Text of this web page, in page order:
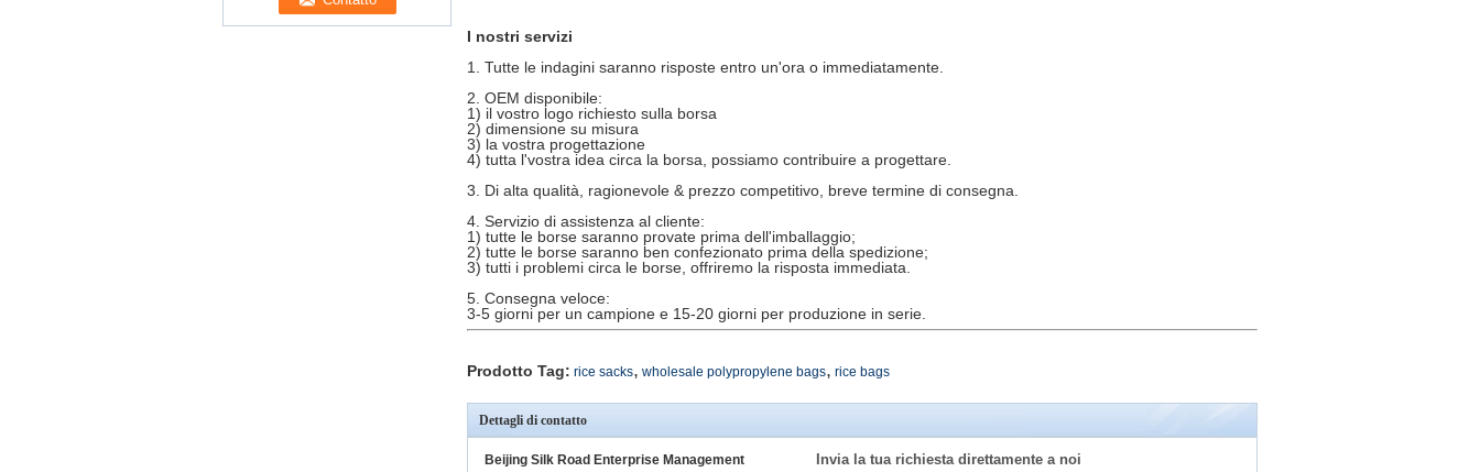
I nostri servizi
1. Tutte le indagini saranno risposte entro un'ora o immediatamente.
2. OEM disponibile:
1) il vostro logo richiesto sulla borsa
2) dimensione su misura
3) la vostra progettazione
4) tutta l'vostra idea circa la borsa, possiamo contribuire a progettare.
3. Di alta qualità, ragionevole & prezzo competitivo, breve termine di consegna.
4. Servizio di assistenza al cliente:
1) tutte le borse saranno provate prima dell'imballaggio;
2) tutte le borse saranno ben confezionato prima della spedizione;
3) tutti i problemi circa le borse, offriremo la risposta immediata.
5. Consegna veloce:
3-5 giorni per un campione e 15-20 giorni per produzione in serie.
Prodotto Tag: rice sacks, wholesale polypropylene bags, rice bags
Dettagli di contatto
Beijing Silk Road Enterprise Management
Invia la tua richiesta direttamente a noi